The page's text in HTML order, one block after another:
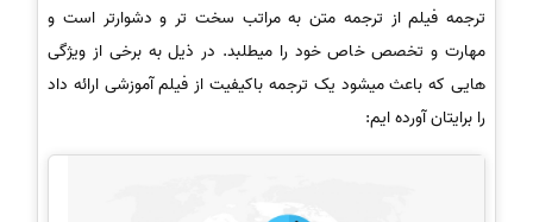
ترجمه فیلم از ترجمه متن به مراتب سخت تر و دشوارتر است و
مهارت و تخصص خاص خود را میطلبد. در ذیل به برخی از ویژگی
هایی که باعث میشود یک ترجمه باکیفیت از فیلم آموزشی ارائه داد
را برایتان آورده ایم: